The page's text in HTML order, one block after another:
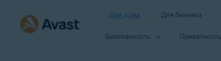
Для дома Для бизнеса
Безопасность Приватность